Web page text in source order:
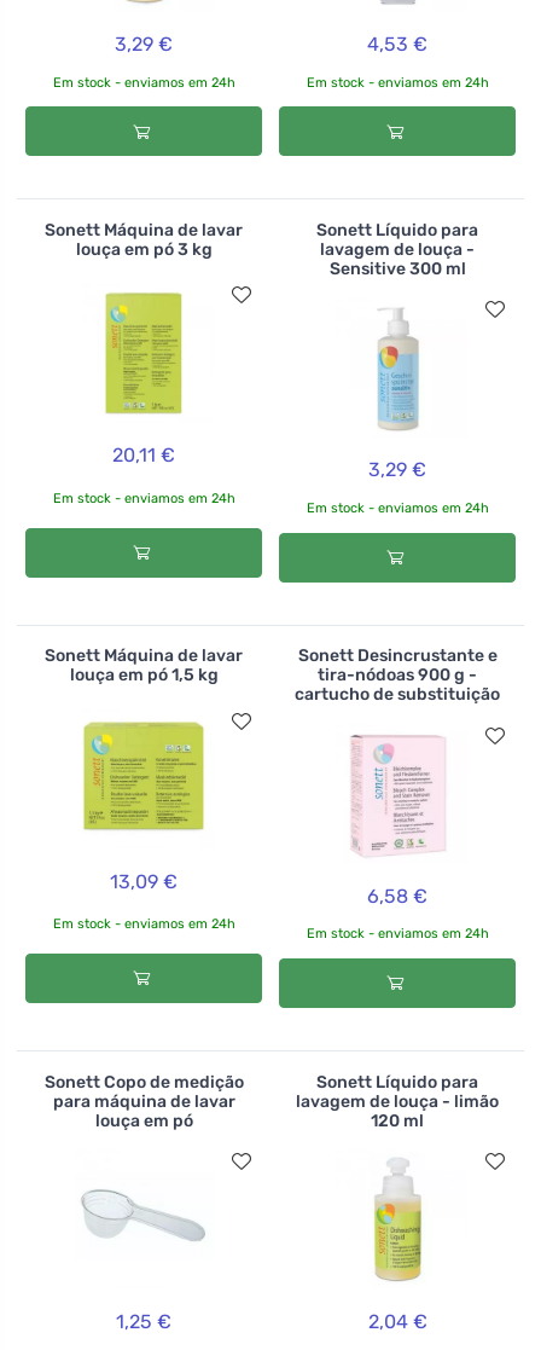
3,29 €
Em stock - enviamos em 24h
4,53 €
Em stock - enviamos em 24h
Sonett Máquina de lavar
louça em pó 3 kg
20,11 €
Em stock - enviamos em 24h
Sonett Líquido para
lavagem de louça -
Sensitive 300 ml
3,29 €
Em stock - enviamos em 24h
Sonett Máquina de lavar
louça em pó 1,5 kg
13,09 €
Em stock - enviamos em 24h
Sonett Desincrustante e
tira-nódoas 900 g -
cartucho de substituição
6,58 €
Em stock - enviamos em 24h
Sonett Copo de medição
para máquina de lavar
louça em pó
1,25 €
Sonett Líquido para
lavagem de louça - limão
120 ml
2,04 €